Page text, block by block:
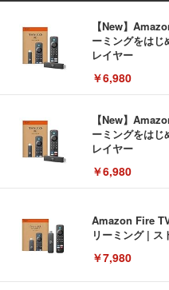
【New】
ーミングをは
レイヤー
￥6,980
【New】
ーミングをは
レイヤー
￥6,980
Amazon Fire
リーミング | ス
￥7,980